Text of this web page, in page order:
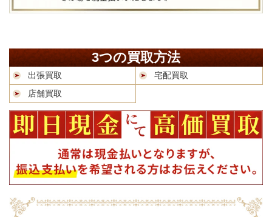
3つの買取方法
出張買取
宅配買取
店舗買取